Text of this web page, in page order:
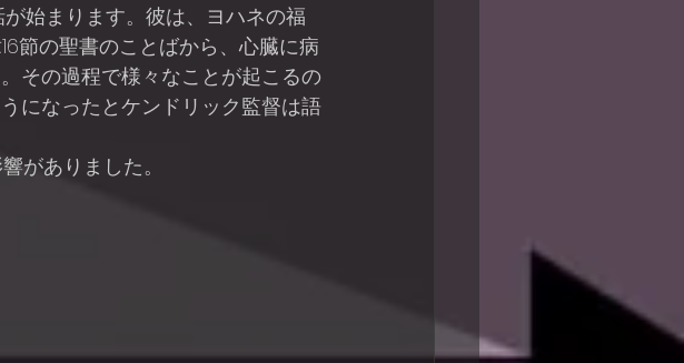
が始まります。彼は、ヨハネの福
節の聖書のことばから、心臓に病
その過程で様々なことが起こるの
になったとケンドリック監督は語
がありました。